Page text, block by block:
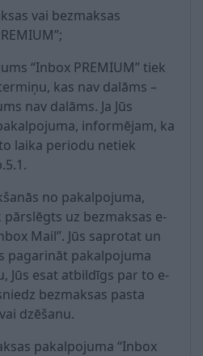
vai bezmaksas
“Inbox PREMIUM” tiek
kas nav dalāms –
nav dalāms. Ja Jūs
informējam, ka
laika periodu netiek
no pakalpojuma,
pārslēgts uz bezmaksas e-
Mail”. Jūs saprotat un
pagarināt pakalpojuma
Jūs esat atbildīgs par to e-
bezmaksas pasta
dzēšanu.
pakalpojuma “Inbox